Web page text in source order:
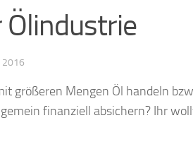
Ölindustrie
2016
größeren Mengen Öl handeln
finanziell absichern? Ihr